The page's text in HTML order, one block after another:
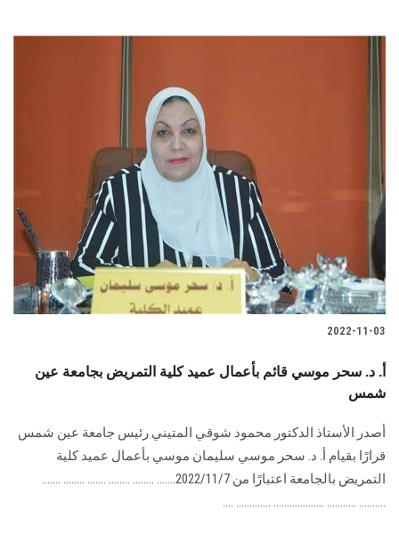
2022-11-03
أ. د. سحر موسي قائم بأعمال عميد كلية التمريض بجامعة عين
شمس
أصدر الأستاذ الدكتور محمود شوقي المتيني رئيس جامعة عين شمس
قرارًا بقيام أ. د. سحر موسي سليمان موسي بأعمال عميد كلية
التمريض بالجامعة اعتبارًا من 2022/11/7....... ........ ........ ....... ........ .......
.......... ........... ................... ............. ....